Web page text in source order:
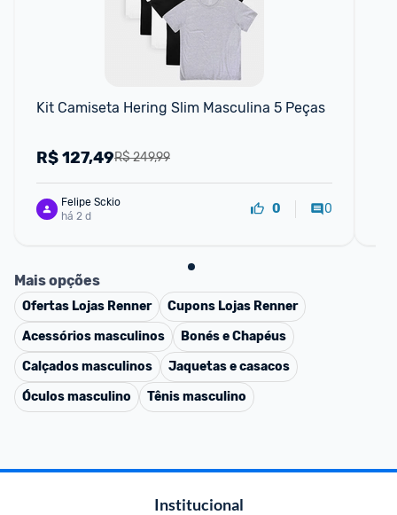
Kit Camiseta Hering Slim Masculina 5 Peças
R$ 249,99
R$127,49
Felipe Sckio
há 2 d
0 0
Mais opções
Ofertas Lojas Renner Cupons Lojas Renner
Acessórios masculinos
Bonés e Chapéus
Calçados masculinos
Jaquetas e casacos
Óculos masculino
Tênis masculino
Institucional